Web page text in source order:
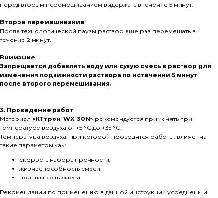
перед вторым перемешиванием выдержать в течение 5 минут.
Второе перемешивание
После технологической паузы раствор еще раз перемешать в
течение 2 минут.
Внимание!
Запрещается добавлять воду или сухую смесь в раствор для
изменения подвижности раствора по истечении 5 минут
после второго перемешивания.
3. Проведение работ
Материал «КТтрон-WX-30N» рекомендуется применять при
температуре воздуха от +5 °С до +35 °С.
Температура воздуха, при которой проводятся работы, влияет на
такие параметры как:
скорость набора прочности;
жизнеспособность смеси;
подвижность смеси.
Рекомендации по применению в данной инструкции усреднены и